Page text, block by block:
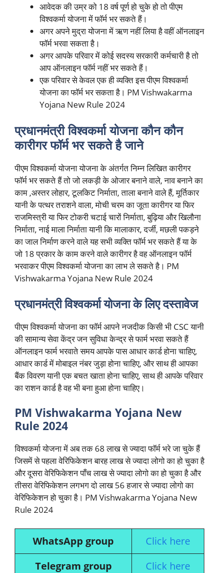
आवेदक की उम्र को 18 वर्ष पूर्ण हो चुके हो तो पीएम
विश्वकर्मा योजना में फॉर्म भर सकते हैं।
अगर अपने मुद्रा योजना में ऋण नहीं लिया है वहीं ऑनलाइन
फॉर्म भरवा सकता है।
अगर आपके परिवार में कोई सदस्य सरकारी कर्मचारी है तो
आप ऑनलाइन फॉर्म नहीं भर सकते हैं।
एक परिवार से केवल एक ही व्यक्ति इस पीएम विश्वकर्मा
योजना का फॉर्म भर सकता है। PM Vishwakarma
Yojana New Rule 2024
प्रधानमंत्री विश्वकर्मा योजना कौन कौन
कारीगर फॉर्म भर सकते है जाने
पीएम विश्वकर्मा योजना योजना के अंतर्गत निम्न लिखित कारीगर
फॉर्म भर सकते हैं तो जो लकड़ी के ओजार बनाने वाले, नाव बनाने का
काम ,अस्तर लोहार, टूलकिट निर्माता, ताला बनाने वाले हैं, मूर्तिकार
यानी के पत्थर तराशने वाला, मोची चरम का जूता कारीगर या फिर
राजमिस्त्री या फिर टोकरी चटाई चारों निर्माता, बुढ़िया और खिलौना
निर्माता, नाई माला निर्माता यानी कि मालाकार, दर्जी, मछली पकड़ने
का जाल निर्माण करने वाले यह सभी व्यक्ति फॉर्म भर सकते हैं या के
जो 18 प्रकार के काम करने वाले कारीगर है वह ऑनलाइन फॉर्म
भरवाकर पीएम विश्वकर्मा योजना का लाभ ले सकते है। PM
Vishwakarma Yojana New Rule 2024
प्रधानमंत्री विश्वकर्मा योजना के लिए दस्तावेज
पीएम विश्वकर्मा योजना का फॉर्म आपने नजदीक किसी भी CSC यानी
की सामान्य सेवा केंद्र जन सुविधा केन्द्र से फार्म भरवा सकते हैं
ऑनलाइन फार्म भरवाते समय आपके पास आधार कार्ड होना चाहिए,
आधार कार्ड में मोबाइल नंबर जुड़ा होना चाहिए, और साथ ही आपका
बैंक विवरण यानी एक बचत खाता होना चाहिए, साथ ही आपके परिवार
का राशन कार्ड है वह भी बना हुआ होना चाहिए।
PM Vishwakarma Yojana New
Rule 2024
विश्वकर्मा योजना में अब तक 68 लाख से ज्यादा फॉर्म भरे जा चुके हैं
जिसमें से पहला वेरिफिकेशन बारह लाख से ज्यादा लोगो का हो चुका है
और दूसरा वेरिफिकेशन पाँच लाख से ज्यादा लोगो का हो चुका है और
तीसरा वेरिफिकेशन लगभग दो लाख 56 हजार से ज्यादा लोगो का
वेरिफिकेशन हो चुका है। PM Vishwakarma Yojana New
Rule 2024
WhatsApp group
Click here
Telegram group
Click here